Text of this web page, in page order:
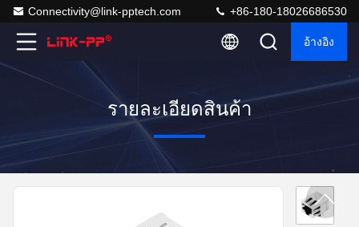
Connectivity@link-pptech.com +86-180-18026686530
อ้างอิง
รายละเอียดสินค้า